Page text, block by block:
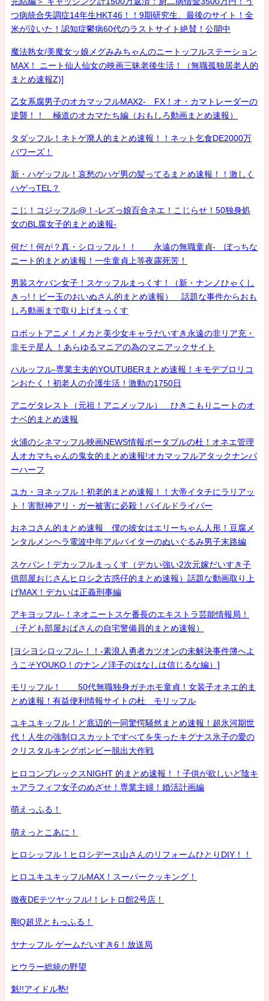
つ病統合失調症14年生HKT46！！9期研究生、最後のサイト！全
米が泣いた！認知症鬱病60代のラストサイト絶賛！公開中
魔法熟女/美魔女ッ娘メグみみちゃんのニートッフルステーション
MAX！ ニート仙人仙女の映画三昧老後生活！（無職孤独居老人的
まとめ速報Z)]
乙女系腐男子のオカマッフルMAX2- FX！オ・カマトレーダーの
逆襲！！ 極道のオカマたち編（おもしろ動画まとめ速報）
タダッフル！ネトゲ廃人的まとめ速報！！ネット乞食DE2000万
パワーズ！
新・ハゲッフル！哀愁のハゲ男の髪ってるまとめ速報！！激しく
ハゲっTEL？
こじ！コジッフル@！-レズっ娘百合ネエ！こじらせ！50独身処
女のBL腐女子的まとめ速報-
何だ！何が？真・シロッフル！！ 永遠の無職童貞- ぼっちな
ニート的まとめ速報！一生童貞上等夜露死苦！
男装スケバン女子！スケッフルまっくす！（新・ナンノひゃくし
きっ!！ビー玉のおいぬさん的まとめ速報） 話題な事件からおも
しろ動画まで取り上げまっくす
ロボットアニメ！メカと美少女キャラだいすき永遠の非リア充・
非モテ星人 ！あらゆるマニアの為のマニアックサイト
ハルッフル-専業主夫的YOUTUBERまとめ速報！キモデブロリコ
ンおたく！初老人の介護生活！激動の1750日
アニゲタレスト（元祖！アニメッフル） ひきこもりニートのオ
ナベ的まとめ速報
火浦のシネマッフル映画NEWS情報ポータブルの杜！オネエ管理
人オカマちゃんの鬼女的まとめ速報!オカマッフルアタックナンバ
ーハーフ
ユカ・ヨネッフル！初老的まとめ速報！！大帝イタチにラリアッ
ト！害獣神アリ・ガー被害に必殺！パイルドライバー
おネコさん的まとめ速報 僕の彼女はエリーちゃん人形！豆腐メ
ンタルメンヘラ電波中年アルバイターのぬいぐるみ男子末路編
スケバン！デカッフルまっくす（デカい強い2次元嫁だいすき子
供部屋おじさんヒロシ之古惑仔的まとめ速報）話題な動画取り上
げMAX！デカいは正義刑事編
アキヨッフル-！ネオニートスケ番長のエキストラ芸能情報局！
（子ども部屋おばさんの自宅警備員的まとめ速報）
[ヨシヨシロッフル-！！-素浪人勇者カツオンの未解決事件簿へよ
うこそYOUKO！のナンノ洋子のはなしは信じるな編）]
モリッフル！ 50代無職独身ガチホモ童貞！女装子オネエ的ま
とめ速報！有益便利情報サイトの杜 モリッフル
ユキユキッフル！ど底辺的一同驚愕騒然まとめ速報！超氷河期世
代！人生の強制ロスカットですべてを失ったキグナス氷子の愛の
クリスタルキングボンビー脱出大作戦
ヒロコンプレックスNIGHT 的まとめ速報！！子供が欲しいど陰キ
ャアラフィフ女子のめざせ！専業主婦！婚活計画編
萌えっふる！
萌えっとこあに！
ヒロシッフル！ヒロシデース山さんのリフォームひとりDIY！！
ヒロユキユキッフルMAX！スーパークッキング！
徹夜DEテツヤッフル!！レトロ館2号店！
剛Q超児ともっふる！
ヤナッフル ゲームだいすき6！放送局
ヒウラー総統の野望
魁!!アイドル塾!